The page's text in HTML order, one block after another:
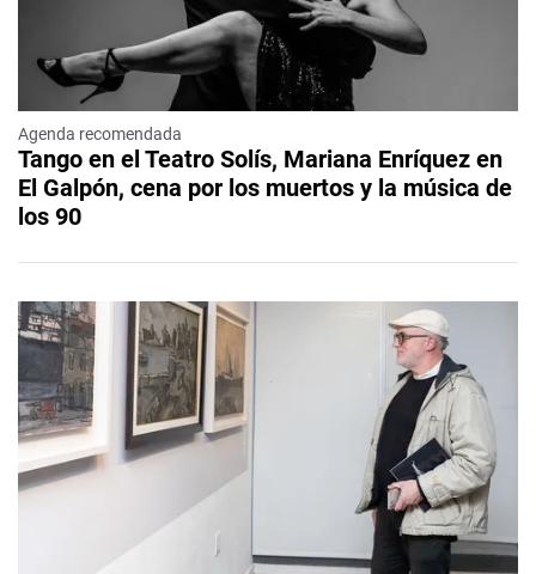
Agenda recomendada
Tango en el Teatro Solís, Mariana Enríquez en
El Galpón, cena por los muertos y la música de
los 90